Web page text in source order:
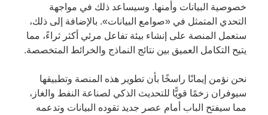
خصوصية البيانات وأمنها. وسيساعد ذلك في مواجهة
التحدي المتمثل في «صوامع البيانات». بالإضافة إلى ذلك،
ستعمل المنصة على إنشاء بيئة تفاعل مرئي أكثر ثراءً، مما
يتيح التكامل العميق بين نتائج النماذج والخرائط المتخصصة.
نحن نؤمن إيمانًا راسخًا بأن تطوير هذه المنصة وتطبيقها
سيوفران زخمًا قويًّا للتحديث الذكي لصناعة النفط والغاز،
مما سيفتح الباب أمام عصر جديد تقوده البيانات وتدعمه